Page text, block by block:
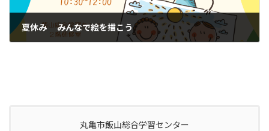
夏休み みんなで絵を描こう
丸亀市飯山総合学習センター